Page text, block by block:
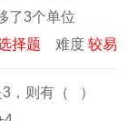
了3个单位
择题 难度 较易
，则有（ ）